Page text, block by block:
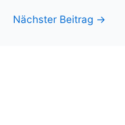
Nächster Beitrag →